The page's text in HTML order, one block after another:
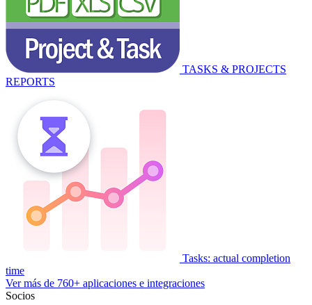
TASKS & PROJECTS
REPORTS
Tasks: actual completion
time
Ver más de 760+ aplicaciones e integraciones
Socios